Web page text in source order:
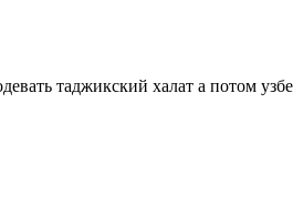
таджикский халат а потом